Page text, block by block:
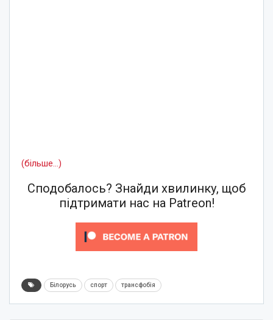
(більше…)
Сподобалось? Знайди хвилинку, щоб
підтримати нас на Patreon!
Білорусь спорт трансфобія